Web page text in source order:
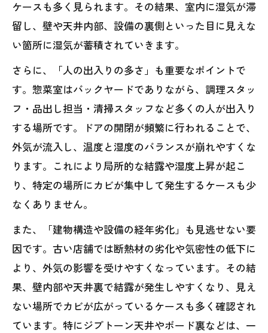
ケースも多く見られます。その結果、室内に湿気が滞
留し、壁や天井内部、設備の裏側といった目に見えな
い箇所に湿気が蓄積されていきます。
さらに、「人の出入りの多さ」も重要なポイントで
す。惣菜室はバックヤードでありながら、調理スタッ
フ・品出し担当・清掃スタッフなど多くの人が出入り
する場所です。ドアの開閉が頻繁に行われることで、
外気が流入し、温度と湿度のバランスが崩れやすくな
ります。これにより局所的な結露や湿度上昇が起こ
り、特定の場所にカビが集中して発生するケースも少
なくありません。
また、「建物構造や設備の経年劣化」も見逃せない要
因です。古い店舗では断熱材の劣化や気密性の低下に
より、外気の影響を受けやすくなっています。その結
果、壁内部や天井裏で結露が発生しやすくなり、見え
ない場所でカビが広がっているケースも多く確認され
ています。特にジプトーン天井やボード裏などは、一